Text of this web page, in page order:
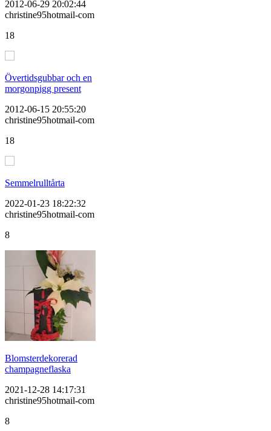
2012-06-29 20:02:44
christine95hotmail-com
18
Övertidsgubbar och en
morgonpigg present
2012-06-15 20:55:20
christine95hotmail-com
18
Semmelrulltårta
2022-01-23 18:22:32
christine95hotmail-com
8
Blomsterdekorerad
champagneflaska
2021-12-28 14:17:31
christine95hotmail-com
8